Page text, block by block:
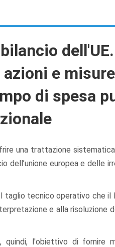
e
di spesa
una trattazione
dell’unione europea e delle
taglio tecnico operativo che il
e alla
quindi, l'obiettivo di fornire